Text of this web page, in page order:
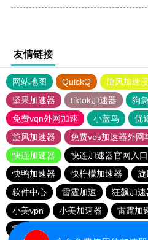
友情链接
网站地图 QuickQ 旋风加速
坚果加速器
tiktok加速器
狗
免费vqn外网加速
小蓝鸟 优
旋风加速器
免费vps加速器外网
快连加速器
快连加速器官网入口
快鸭加速器
快柠檬加速器 旋
软件中心
雷霆加速 狂飙加速
小美vpn
小美加速器 雷霆加
雷霆加速下载